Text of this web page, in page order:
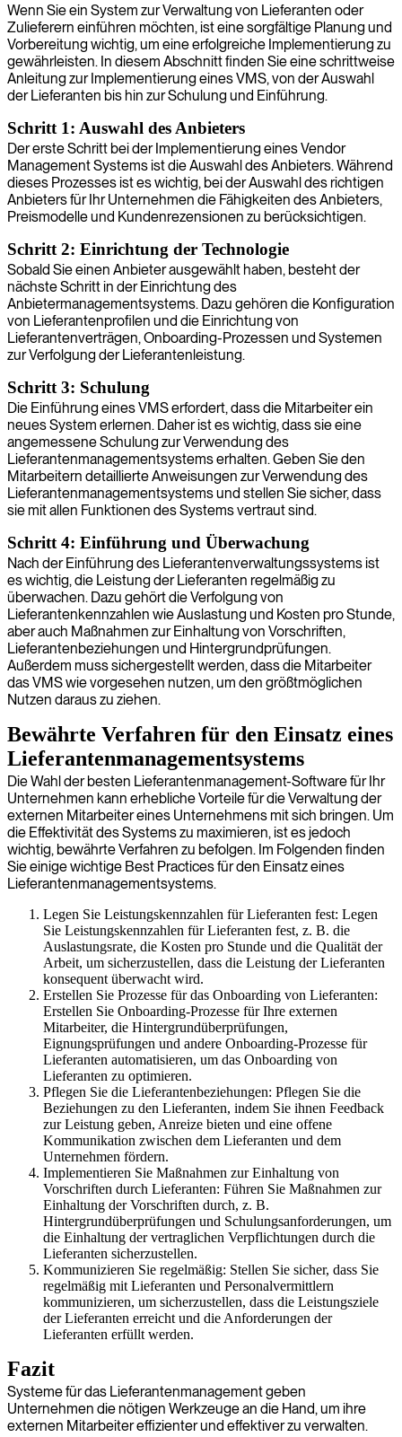
Wenn Sie ein System zur Verwaltung von Lieferanten oder
Zulieferern einführen möchten, ist eine sorgfältige Planung und
Vorbereitung wichtig, um eine erfolgreiche Implementierung zu
gewährleisten. In diesem Abschnitt finden Sie eine schrittweise
Anleitung zur Implementierung eines VMS, von der Auswahl
der Lieferanten bis hin zur Schulung und Einführung.
Schritt 1: Auswahl des Anbieters
Der erste Schritt bei der Implementierung eines Vendor
Management Systems ist die Auswahl des Anbieters. Während
dieses Prozesses ist es wichtig, bei der Auswahl des richtigen
Anbieters für Ihr Unternehmen die Fähigkeiten des Anbieters,
Preismodelle und Kundenrezensionen zu berücksichtigen.
Schritt 2: Einrichtung der Technologie
Sobald Sie einen Anbieter ausgewählt haben, besteht der
nächste Schritt in der Einrichtung des
Anbietermanagementsystems. Dazu gehören die Konfiguration
von Lieferantenprofilen und die Einrichtung von
Lieferantenverträgen, Onboarding-Prozessen und Systemen
zur Verfolgung der Lieferantenleistung.
Schritt 3: Schulung
Die Einführung eines VMS erfordert, dass die Mitarbeiter ein
neues System erlernen. Daher ist es wichtig, dass sie eine
angemessene Schulung zur Verwendung des
Lieferantenmanagementsystems erhalten. Geben Sie den
Mitarbeitern detaillierte Anweisungen zur Verwendung des
Lieferantenmanagementsystems und stellen Sie sicher, dass
sie mit allen Funktionen des Systems vertraut sind.
Schritt 4: Einführung und Überwachung
Nach der Einführung des Lieferantenverwaltungssystems ist
es wichtig, die Leistung der Lieferanten regelmäßig zu
überwachen. Dazu gehört die Verfolgung von
Lieferantenkennzahlen wie Auslastung und Kosten pro Stunde,
aber auch Maßnahmen zur Einhaltung von Vorschriften,
Lieferantenbeziehungen und Hintergrundprüfungen.
Außerdem muss sichergestellt werden, dass die Mitarbeiter
das VMS wie vorgesehen nutzen, um den größtmöglichen
Nutzen daraus zu ziehen.
Bewährte Verfahren für den Einsatz eines
Lieferantenmanagementsystems
Die Wahl der besten Lieferantenmanagement-Software für Ihr
Unternehmen kann erhebliche Vorteile für die Verwaltung der
externen Mitarbeiter eines Unternehmens mit sich bringen. Um
die Effektivität des Systems zu maximieren, ist es jedoch
wichtig, bewährte Verfahren zu befolgen. Im Folgenden finden
Sie einige wichtige Best Practices für den Einsatz eines
Lieferantenmanagementsystems.
Legen Sie Leistungskennzahlen für Lieferanten fest: Legen
Sie Leistungskennzahlen für Lieferanten fest, z. B. die
Auslastungsrate, die Kosten pro Stunde und die Qualität der
Arbeit, um sicherzustellen, dass die Leistung der Lieferanten
konsequent überwacht wird.
Erstellen Sie Prozesse für das Onboarding von Lieferanten:
Erstellen Sie Onboarding-Prozesse für Ihre externen
Mitarbeiter, die Hintergrundüberprüfungen,
Eignungsprüfungen und andere Onboarding-Prozesse für
Lieferanten automatisieren, um das Onboarding von
Lieferanten zu optimieren.
Pflegen Sie die Lieferantenbeziehungen: Pflegen Sie die
Beziehungen zu den Lieferanten, indem Sie ihnen Feedback
zur Leistung geben, Anreize bieten und eine offene
Kommunikation zwischen dem Lieferanten und dem
Unternehmen fördern.
Implementieren Sie Maßnahmen zur Einhaltung von
Vorschriften durch Lieferanten: Führen Sie Maßnahmen zur
Einhaltung der Vorschriften durch, z. B.
Hintergrundüberprüfungen und Schulungsanforderungen, um
die Einhaltung der vertraglichen Verpflichtungen durch die
Lieferanten sicherzustellen.
Kommunizieren Sie regelmäßig: Stellen Sie sicher, dass Sie
regelmäßig mit Lieferanten und Personalvermittlern
kommunizieren, um sicherzustellen, dass die Leistungsziele
der Lieferanten erreicht und die Anforderungen der
Lieferanten erfüllt werden.
Fazit
Systeme für das Lieferantenmanagement geben
Unternehmen die nötigen Werkzeuge an die Hand, um ihre
externen Mitarbeiter effizienter und effektiver zu verwalten.